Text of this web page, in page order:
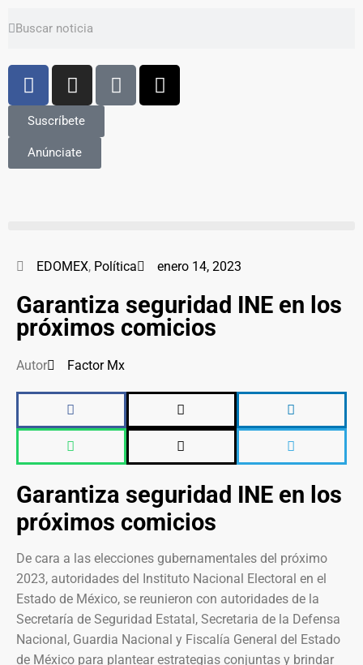
Suscríbete
Anúnciate
EDOMEX, Política enero 14, 2023
Garantiza seguridad INE en los
próximos comicios
Autor Factor Mx
Garantiza seguridad INE en los
próximos comicios
De cara a las elecciones gubernamentales del próximo
2023, autoridades del Instituto Nacional Electoral en el
Estado de México, se reunieron con autoridades de la
Secretaría de Seguridad Estatal, Secretaria de la Defensa
Nacional, Guardia Nacional y Fiscalía General del Estado
de México para plantear estrategias conjuntas y brindar